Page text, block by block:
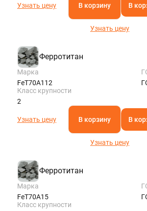
Узнать цену В корзину В
Узнать цену
Ферротитан
Марка
FeT70A112
Класс крупности
2
Узнать цену В корзину В
Узнать цену
Ферротитан
Марка
FeT70A15
Класс крупности